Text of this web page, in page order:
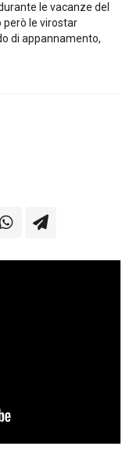
le vacanze del
però le virostar
di appannamento,